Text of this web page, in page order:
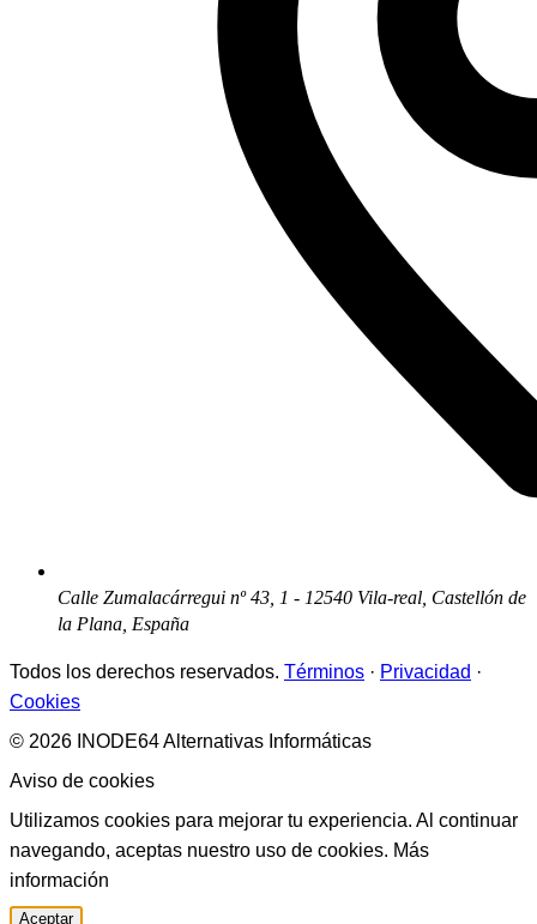
Calle Zumalacárregui nº 43, 1 - 12540 Vila-real, Castellón de
la Plana, España
Todos los derechos reservados. Términos · Privacidad ·
Cookies
© 2026 INODE64 Alternativas Informáticas
Aviso de cookies
Utilizamos cookies para mejorar tu experiencia. Al continuar
navegando, aceptas nuestro uso de cookies. Más
información
Aceptar